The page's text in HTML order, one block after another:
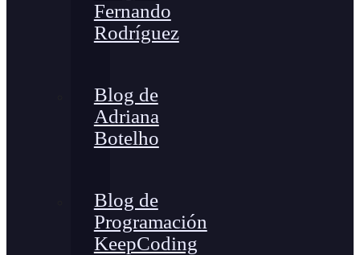
Fernando
Rodríguez
Blog de
Adriana
Botelho
Blog de
Programación
KeepCoding